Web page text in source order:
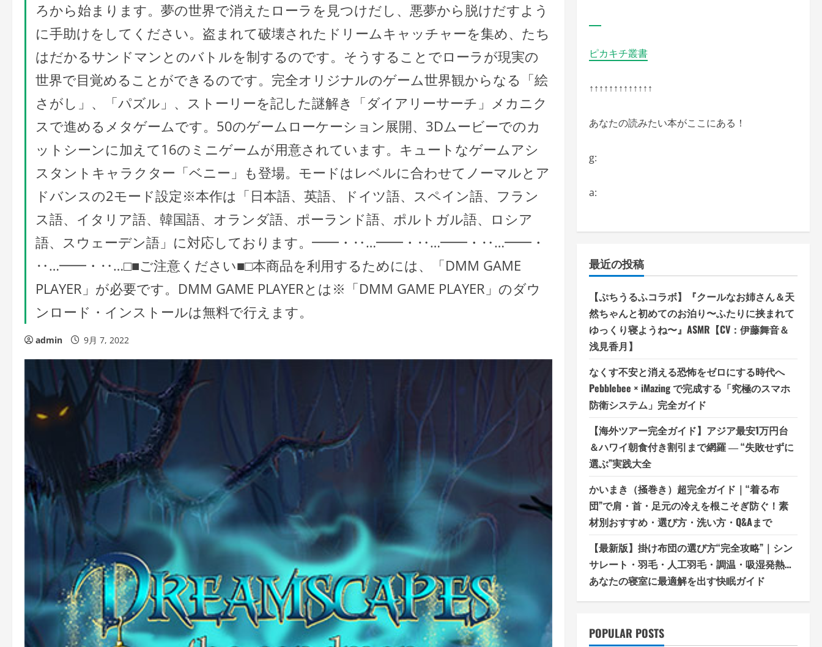
ろから始まります。夢の世界で消えたローラを見つけだし、悪夢から脱けだすよう
に手助けをしてください。盗まれて破壊されたドリームキャッチャーを集め、たち
はだかるサンドマンとのバトルを制するのです。そうすることでローラが現実の
世界で目覚めることができるのです。完全オリジナルのゲーム世界観からなる「絵
さがし」、「パズル」、ストーリーを記した謎解き「ダイアリーサーチ」メカニク
スで進めるメタゲームです。50のゲームローケーション展開、3Dムービーでのカ
ットシーンに加えて16のミニゲームが用意されています。キュートなゲームアシ
スタントキャラクター「ベニー」も登場。モードはレベルに合わせてノーマルとア
ドバンスの2モード設定※本作は「日本語、英語、ドイツ語、スペイン語、フラン
ス語、イタリア語、韓国語、オランダ語、ポーランド語、ポルトガル語、ロシア
語、スウェーデン語」に対応しております。━━・‥…━━・‥…━━・‥…━━・
‥…━━・‥…□■ご注意ください■□本商品を利用するためには、「DMM GAME
PLAYER」が必要です。DMM GAME PLAYERとは※「DMM GAME PLAYER」のダウ
ンロード・インストールは無料で行えます。
admin 9月 7, 2022
ピカキチ叢書
↑↑↑↑↑↑↑↑↑↑↑↑↑
あなたの読みたい本がここにある！
g:
a:
最近の投稿
【ぷちうるふコラボ】『クールなお姉さん＆天
然ちゃんと初めてのお泊り〜ふたりに挟まれて
ゆっくり寝ようね〜』ASMR【CV：伊藤舞音＆
浅見香月】
なくす不安と消える恐怖をゼロにする時代へ
Pebblebee × iMazing で完成する「究極のスマホ
防衛システム」完全ガイド
【海外ツアー完全ガイド】アジア最安1万円台
＆ハワイ朝食付き割引まで網羅 ― “失敗せずに
選ぶ”実践大全
かいまき（掻巻き）超完全ガイド｜“着る布
団”で肩・首・足元の冷えを根こそぎ防ぐ！素
材別おすすめ・選び方・洗い方・Q&Aまで
【最新版】掛け布団の選び方“完全攻略”｜シン
サレート・羽毛・人工羽毛・調温・吸湿発熱…
あなたの寝室に最適解を出す快眠ガイド
POPULAR POSTS